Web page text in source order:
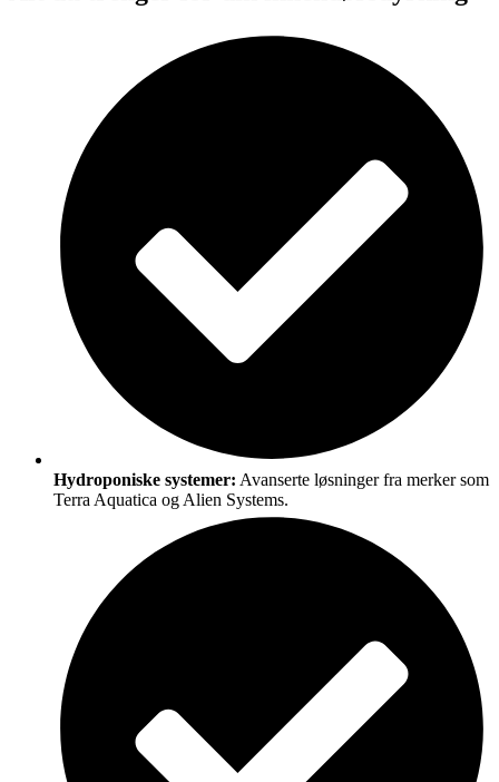
Hydroponiske systemer: Avanserte løsninger fra merker som
Terra Aquatica og Alien Systems.